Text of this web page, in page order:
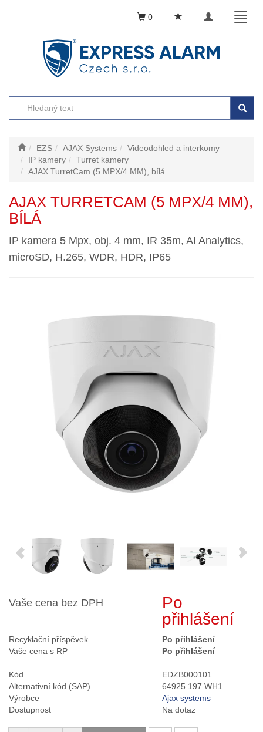
Toggle
0
EZS AJAX Systems
Videodohled a interkomy
IP kamery
Turret kamery
AJAX TurretCam (5 MPX/4 MM), bílá
AJAX TURRETCAM (5 MPX/4 MM),
BÍLÁ
IP kamera 5 Mpx, obj. 4 mm, IR 35m, AI Analytics,
microSD, H.265, WDR, HDR, IP65
Vaše cena bez DPH
Po
přihlášení
Recyklační příspěvek
Po přihlášení
Vaše cena s RP
Po přihlášení
Kód
EDZB000101
Alternativní kód (SAP)
64925.197.WH1
Výrobce
Ajax systems
Dostupnost
Na dotaz